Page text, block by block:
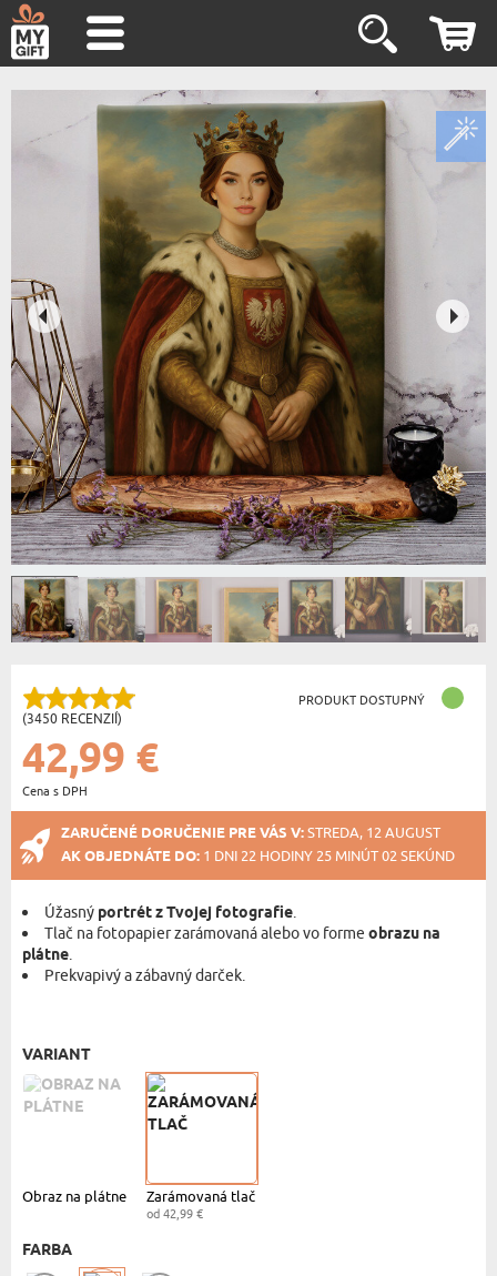
(3450 RECENZIÍ)
PRODUKT DOSTUPNÝ
42,99 €
Cena s DPH
ZARUČENÉ DORUČENIE PRE VÁS V:STREDA, 12 AUGUST
AK OBJEDNÁTE DO: 1 DNI 22 HODINY 25 MINÚT 01 SEKÚND
Úžasný portrét z Tvojej fotografie.
Tlač na fotopapier zarámovaná alebo vo formeobrazu na
plátne.
Prekvapivý a zábavný darček.
VARIANT
Obraz na plátne Zarámovaná tlač
od 42,99 €
FARBA